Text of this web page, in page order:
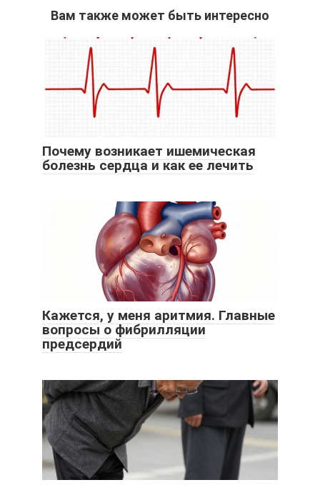
Вам также может быть интересно
Почему возникает ишемическая
болезнь сердца и как ее лечить
Кажется, у меня аритмия. Главные
вопросы о фибрилляции
предсердий